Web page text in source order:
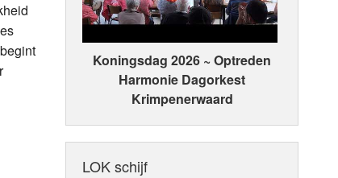
Koningsdag 2026 ~ Optreden
Harmonie Dagorkest
Krimpenerwaard
LOK schijf